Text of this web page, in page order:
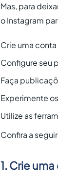
Mas, para
o Instagram
Crie uma
Configure seu
Faça
Experimente
Utilize as
Confira a
1. Crie